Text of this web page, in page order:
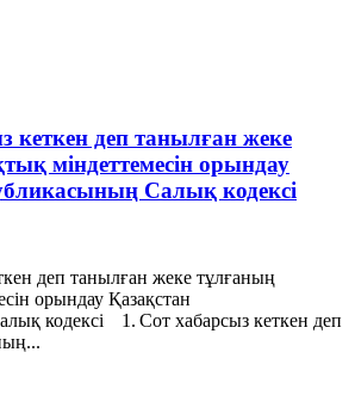
кеткен деп танылған жеке
міндеттемесін орындау
Салық кодексі
деп танылған жеке тұлғаның
орындау Қазақстан
кодексі 1. Сот хабарсыз кеткен деп